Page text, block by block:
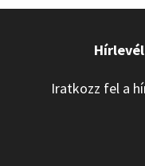
Hírlevél
Iratkozz fel a